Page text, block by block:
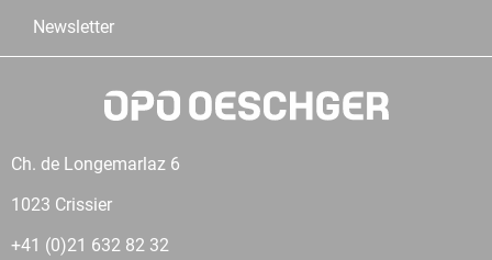
Newsletter
Ch. de Longemarlaz 6
1023 Crissier
+41 (0)21 632 82 32